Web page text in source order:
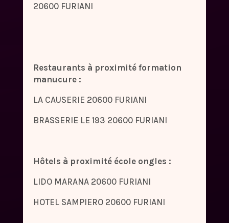
20600 FURIANI
Restaurants à proximité formation
manucure :
LA CAUSERIE 20600 FURIANI
BRASSERIE LE 193 20600 FURIANI
Hôtels à proximité école ongles :
LIDO MARANA 20600 FURIANI
HOTEL SAMPIERO 20600 FURIANI